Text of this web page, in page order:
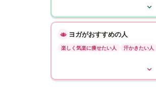
ヨガがおすすめの人
楽しく気楽に痩せたい人 汗かきたい人